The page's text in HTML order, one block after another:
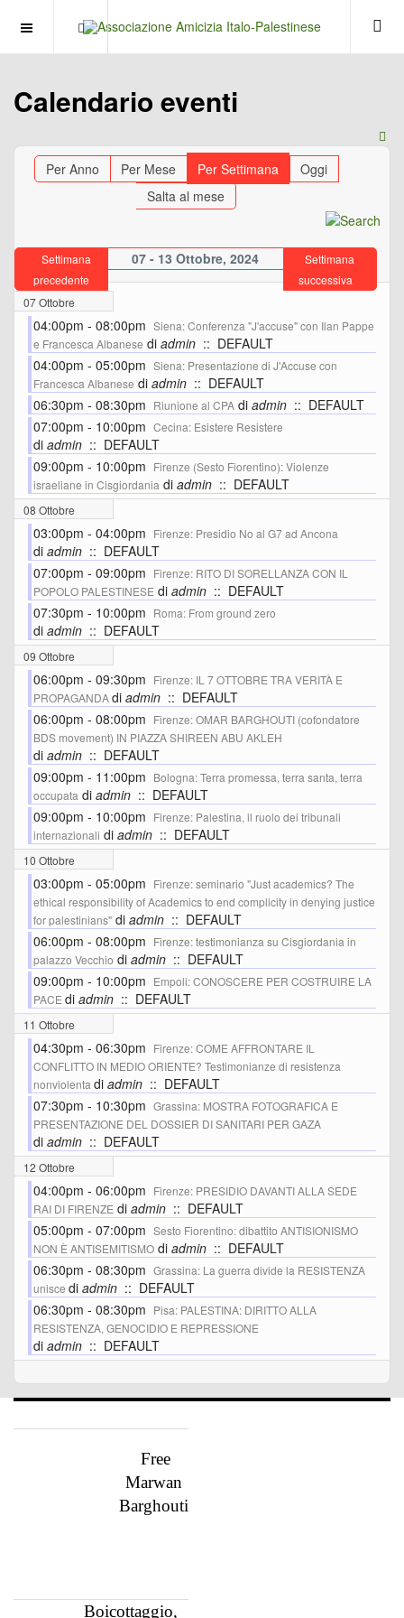
OFF CANVAS
Calendario eventi
Per Anno Per Mese Per Settimana
Oggi
Salta al mese
Settimana
precedente
07 - 13 Ottobre, 2024
Settimana
successiva
07 Ottobre
04:00pm - 08:00pm Siena: Conferenza "J'accuse" con Ilan Pappe
e Francesca Albanese di admin :: DEFAULT
04:00pm - 05:00pm Siena: Presentazione di J'Accuse con
Francesca Albanese di admin :: DEFAULT
06:30pm - 08:30pm Riunione al CPA di admin :: DEFAULT
07:00pm - 10:00pm Cecina: Esistere Resistere
di admin :: DEFAULT
09:00pm - 10:00pm Firenze (Sesto Fiorentino): Violenze
israeliane in Cisgiordania di admin :: DEFAULT
08 Ottobre
03:00pm - 04:00pm Firenze: Presidio No al G7 ad Ancona
di admin :: DEFAULT
07:00pm - 09:00pm Firenze: RITO DI SORELLANZA CON IL
POPOLO PALESTINESE di admin :: DEFAULT
07:30pm - 10:00pm Roma: From ground zero
di admin :: DEFAULT
09 Ottobre
06:00pm - 09:30pm Firenze: IL 7 OTTOBRE TRA VERITÀ E
PROPAGANDAdi admin :: DEFAULT
06:00pm - 08:00pm Firenze: OMAR BARGHOUTI (cofondatore
BDS movement) IN PIAZZA SHIREEN ABU AKLEH
di admin :: DEFAULT
09:00pm - 11:00pm Bologna: Terra promessa, terra santa, terra
occupata di admin :: DEFAULT
09:00pm - 10:00pm Firenze: Palestina, il ruolo dei tribunali
internazionali di admin :: DEFAULT
10 Ottobre
03:00pm - 05:00pm Firenze: seminario "Just academics? The
ethical responsibility of Academics to end complicity in denying justice
for palestinians" di admin :: DEFAULT
06:00pm - 08:00pm Firenze: testimonianza su Cisgiordania in
palazzo Vecchio di admin :: DEFAULT
09:00pm - 10:00pm Empoli: CONOSCERE PER COSTRUIRE LA
PACE di admin :: DEFAULT
11 Ottobre
04:30pm - 06:30pm Firenze: COME AFFRONTARE IL
CONFLITTO IN MEDIO ORIENTE? Testimonianze di resistenza
nonviolenta di admin :: DEFAULT
07:30pm - 10:30pm Grassina: MOSTRA FOTOGRAFICA E
PRESENTAZIONE DEL DOSSIER DI SANITARI PER GAZA
di admin :: DEFAULT
12 Ottobre
04:00pm - 06:00pm Firenze: PRESIDIO DAVANTI ALLA SEDE
RAI DI FIRENZE di admin :: DEFAULT
05:00pm - 07:00pm Sesto Fiorentino: dibattito ANTISIONISMO
NON È ANTISEMITISMO di admin :: DEFAULT
06:30pm - 08:30pm Grassina: La guerra divide la RESISTENZA
unisce di admin :: DEFAULT
06:30pm - 08:30pm Pisa: PALESTINA: DIRITTO ALLA
RESISTENZA, GENOCIDIO E REPRESSIONE
di admin :: DEFAULT
Free
Marwan
Barghouti
Boicottaggio,